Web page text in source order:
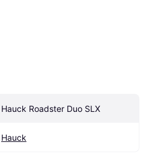
Hauck Roadster Duo SLX
Hauck